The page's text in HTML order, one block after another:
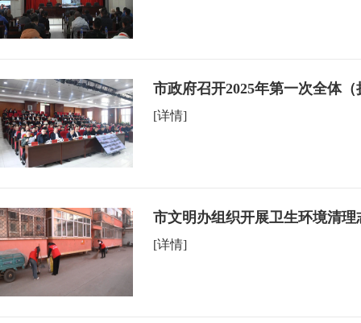
市政府召开2025年第一次全体
[详情]
市文明办组织开展卫生环境清理
[详情]